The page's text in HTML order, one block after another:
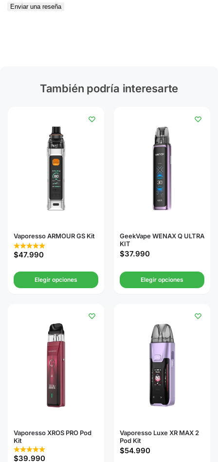
Enviar una reseña
También podría interesarte
Vaporesso ARMOUR GS Kit
$47.990
Elegir opciones
GeekVape WENAX Q ULTRA
KIT
$37.990
Elegir opciones
Vaporesso XROS PRO Pod
Kit
$39.990
Vaporesso Luxe XR MAX 2
Pod Kit
$54.990